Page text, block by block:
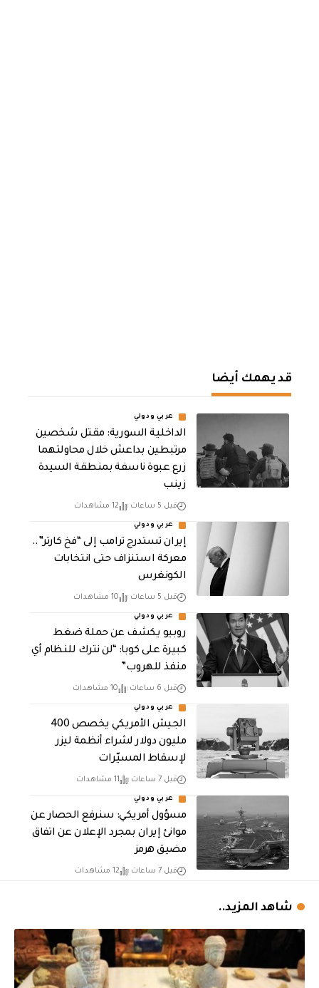
قد يهمك أيضا
عربي ودولي
الداخلية السورية: مقتل شخصين
مرتبطين بداعش خلال محاولتهما
زرع عبوة ناسفة بمنطقة السيدة
زينب
قبل 5 ساعات 12 مشاهدات
عربي ودولي
إيران تستدرج ترامب إلى “فخ كارتر”..
معركة استنزاف حتى انتخابات
الكونغرس
قبل 5 ساعات 10 مشاهدات
عربي ودولي
روبيو يكشف عن حملة ضغط
كبيرة على كوبا: “لن نترك للنظام أي
منفذ للهروب”
قبل 6 ساعات 10 مشاهدات
عربي ودولي
الجيش الأمريكي يخصص 400
مليون دولار لشراء أنظمة ليزر
لإسقاط المسيّرات
قبل 7 ساعات 11 مشاهدات
عربي ودولي
مسؤول أمريكي: سنرفع الحصار عن
موانئ إيران بمجرد الإعلان عن اتفاق
مضيق هرمز
قبل 7 ساعات 12 مشاهدات
شاهد المزيد..